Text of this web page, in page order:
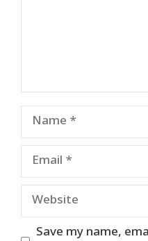
Name
Email
Website
Save my name,